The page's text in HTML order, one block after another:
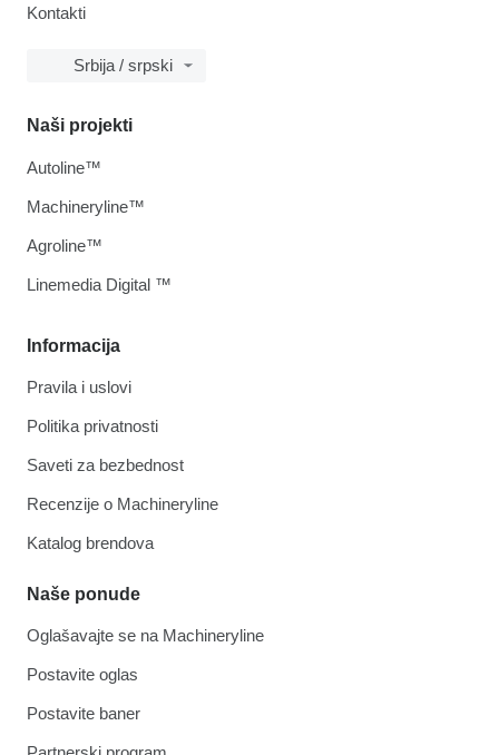
Kontakti
Srbija / srpski
Informacija
Pravila i uslovi
Politika privatnosti
Saveti za bezbednost
Recenzije o Machineryline
Katalog brendova
Naše ponude
Oglašavajte se na Machineryline
Postavite oglas
Postavite baner
Naši projekti
Autoline™
Machineryline™
Agroline™
Linemedia Digital ™